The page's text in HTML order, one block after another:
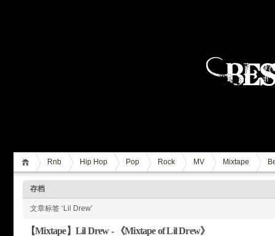
Rnb Hip Hop Pop Rock MV Mixtape
存档
文章标签 ‘Lil Drew’
【Mixtape】Lil Drew - 《Mixtape of Lil Drew》